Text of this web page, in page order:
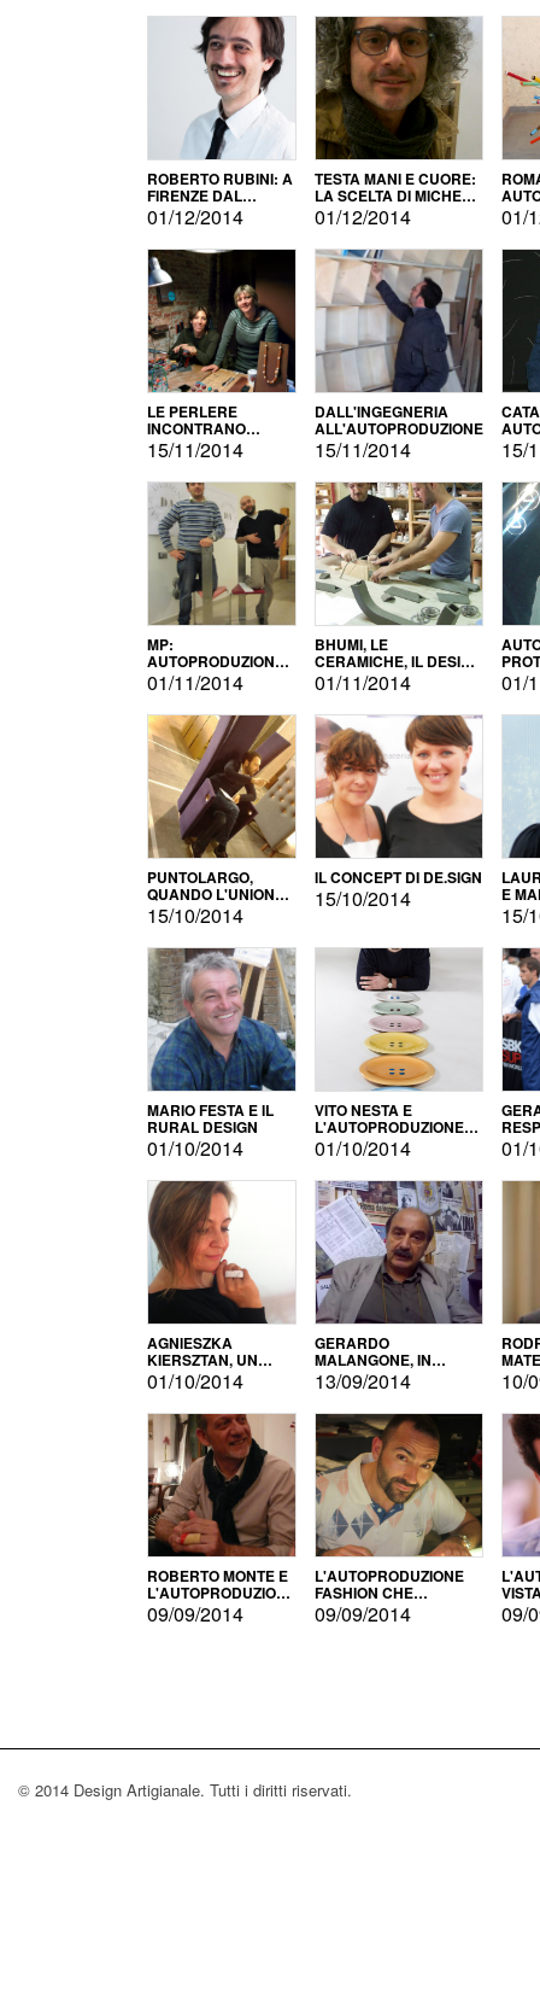
ROBERTO RUBINI: A
FIRENZE DAL
PRODOTTO ALLA
PROMOZIONE
01/12/2014
TESTA MANI E CUORE:
LA SCELTA DI MICHELE
BARBERIO
01/12/2014 01/
LE PERLERE
INCONTRANO
L'AUTOPRODUZIONE
15/11/2014
DALL'INGEGNERIA
ALL'AUTOPRODUZIONE
15/11/2014 15/
MP:
AUTOPRODUZIONE
E INNOVAZIONE
01/11/2014
BHUMI, LE
CERAMICHE, IL DESIGN
E L'AUTOPRODUZIONE
01/11/2014 01/
PUNTOLARGO,
QUANDO L'UNIONE
FA LA FORZA E
VINCE
15/10/2014
IL CONCEPT DI DE.SIGN
15/10/2014 E
15/
MARIO FESTA E IL
RURAL DESIGN
01/10/2014
VITO NESTA E
L'AUTOPRODUZIONE
COME RECUPERO DEI
SIMBOLI
01/10/2014 01/
AGNIESZKA
KIERSZTAN, UN
MODELLO DI
AUTOPRODUZIONE
01/10/2014
GERARDO
MALANGONE, IN
GIURIA PER IL
CONCORSO
LETTERARIO
13/09/2014 10/
ROBERTO MONTE E
L'AUTOPRODUZIONE
CON IL CENSIMENTO
09/09/2014
L'AUTOPRODUZIONE
FASHION CHE
CONQUISTA GLI USA
09/09/2014 09/
© 2014 Design Artigianale. Tutti i diritti riservati.